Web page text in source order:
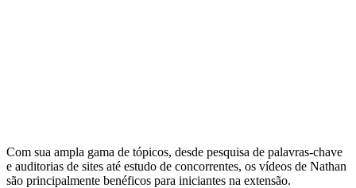
Com sua ampla gama de tópicos, desde pesquisa de palavras-chave
e auditorias de sites até estudo de concorrentes, os vídeos de Nathan
são principalmente benéficos para iniciantes na extensão.